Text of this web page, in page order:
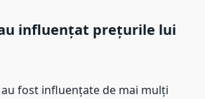
influențat prețurile lui
fost influențate de mai mulți